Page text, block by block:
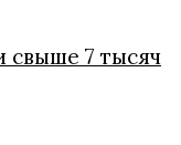
свыше 7 тысяч